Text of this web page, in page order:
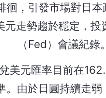
徊，引發市場對日
走勢趨於穩定，
（Fed）會議紀錄。
美元匯率目前在
由於日圓持續走